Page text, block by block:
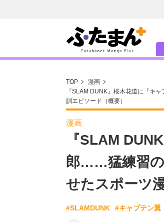
TOP
漫画
『SLAM DUNK』桜木花道に『キ
訓エピソード（概要）
漫画
『SLAM
郎……猛練習の
せたスポーツ
#SLAMDUNK #キャプテン翼